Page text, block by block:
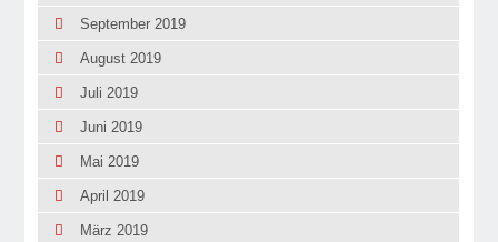
September 2019
August 2019
Juli 2019
Juni 2019
Mai 2019
April 2019
März 2019